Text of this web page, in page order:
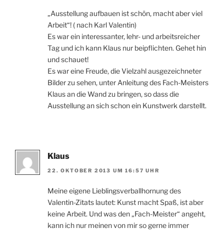
„Ausstellung aufbauen ist schön, macht aber viel
Arbeit“! ( nach Karl Valentin)
Es war ein interessanter, lehr- und arbeitsreicher
Tag und ich kann Klaus nur beipflichten. Gehet hin
und schauet!
Es war eine Freude, die Vielzahl ausgezeichneter
Bilder zu sehen, unter Anleitung des Fach-Meisters
Klaus an die Wand zu bringen, so dass die
Ausstellung an sich schon ein Kunstwerk darstellt.
Klaus
22. OKTOBER 2013 UM 16:57 UHR
Meine eigene Lieblingsverballhornung des
Valentin-Zitats lautet: Kunst macht Spaß, ist aber
keine Arbeit. Und was den „Fach-Meister“ angeht,
kann ich nur meinen von mir so gerne immer